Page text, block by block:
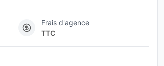
Frais d'agence
TTC